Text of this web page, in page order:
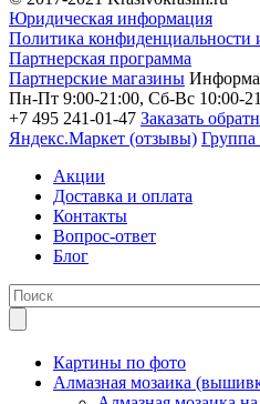
Юридическая информация
Политика конфиденциальности
Партнерская программа
Партнерские магазины
Пн-Пт 9:00-21:00, Сб-Вс 10:00-
+7 495 241-01-47 Заказать
Яндекс.Маркет (отзывы)
Акции
Доставка и оплата
Контакты
Вопрос-ответ
Блог
Картины по фото
Алмазная мозаика